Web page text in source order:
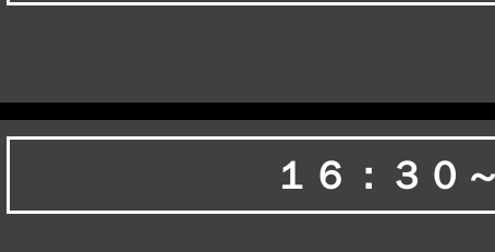
１６：３０